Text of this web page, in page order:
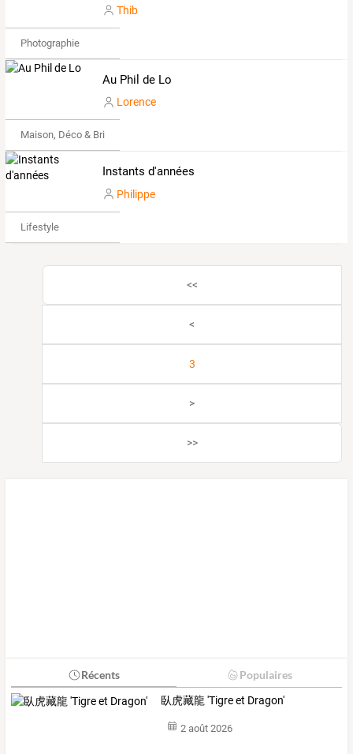
Thib
Photographie
Au Phil de Lo
Lorence
Maison, Déco & Bricolage
Instants d'années
Philippe
Lifestyle
<<
<
3
>
>>
Récents Populaires
臥虎藏龍 'Tigre et Dragon'
2 août 2026